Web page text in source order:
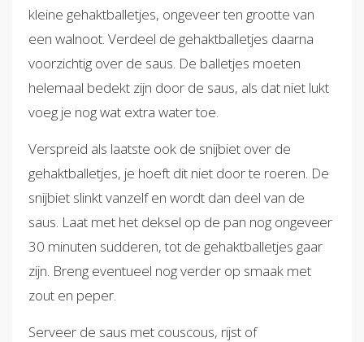
kleine gehaktballetjes, ongeveer ten grootte van
een walnoot. Verdeel de gehaktballetjes daarna
voorzichtig over de saus. De balletjes moeten
helemaal bedekt zijn door de saus, als dat niet lukt
voeg je nog wat extra water toe.
Verspreid als laatste ook de snijbiet over de
gehaktballetjes, je hoeft dit niet door te roeren. De
snijbiet slinkt vanzelf en wordt dan deel van de
saus. Laat met het deksel op de pan nog ongeveer
30 minuten sudderen, tot de gehaktballetjes gaar
zijn. Breng eventueel nog verder op smaak met
zout en peper.
Serveer de saus met couscous, rijst of